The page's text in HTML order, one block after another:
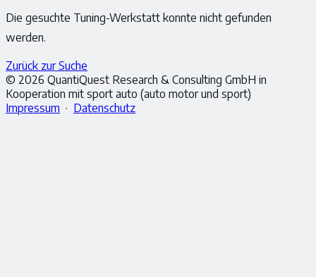
Die gesuchte Tuning-Werkstatt konnte nicht gefunden
werden.
Zurück zur Suche
© 2026 QuantiQuest Research & Consulting GmbH in
Kooperation mit sport auto (auto motor und sport)
Impressum · Datenschutz